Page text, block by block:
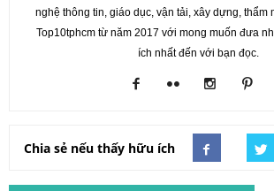
nghệ thông tin, giáo dục, vận tải, xây dựng, thẩm
Top10tphcm từ năm 2017 với mong muốn đưa
ích nhất đến với bạn đọc.
Chia sẻ nếu thấy hữu ích